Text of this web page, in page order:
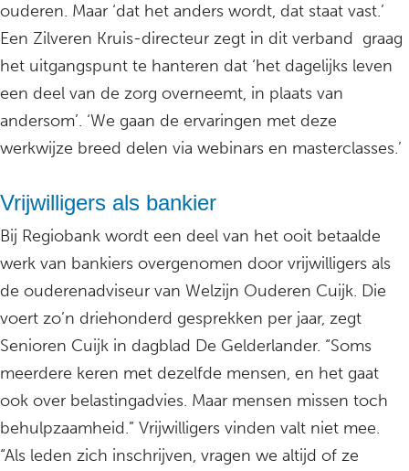
ouderen. Maar ‘dat het anders wordt, dat staat vast.’
Een Zilveren Kruis-directeur zegt in dit verband graag
het uitgangspunt te hanteren dat ‘het dagelijks leven
een deel van de zorg overneemt, in plaats van
andersom’. ‘We gaan de ervaringen met deze
werkwijze breed delen via webinars en masterclasses.’
Vrijwilligers als bankier
Bij Regiobank wordt een deel van het ooit betaalde
werk van bankiers overgenomen door vrijwilligers als
de ouderenadviseur van Welzijn Ouderen Cuijk. Die
voert zo’n driehonderd gesprekken per jaar, zegt
Senioren Cuijk in dagblad De Gelderlander. “Soms
meerdere keren met dezelfde mensen, en het gaat
ook over belastingadvies. Maar mensen missen toch
behulpzaamheid.” Vrijwilligers vinden valt niet mee.
“Als leden zich inschrijven, vragen we altijd of ze